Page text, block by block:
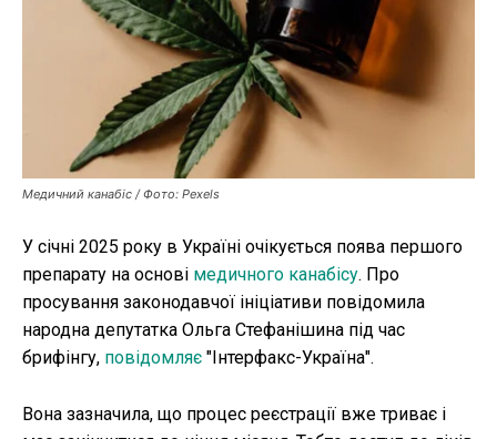
ФОП
Курс валют
Ми в соц. мережах
Медичний канабіс / Фото: Pexels
У січні 2025 року в Україні очікується поява першого
препарату на основі медичного канабісу. Про
просування законодавчої ініціативи повідомила
народна депутатка Ольга Стефанішина під час
брифінгу, повідомляє "Інтерфакс-Україна".
Вона зазначила, що процес реєстрації вже триває і